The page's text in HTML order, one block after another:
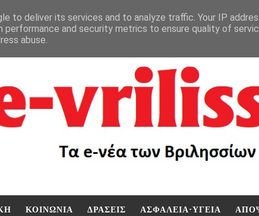
ΚΟΙΝΩΝΙΑ ΔΡΑΣΕΙΣ ΑΣΦΑΛΕΙΑ-ΥΓΕΙΑ
to deliver its services and to analyze traffic. Your IP
performance and security metrics to ensure quality of
abuse.